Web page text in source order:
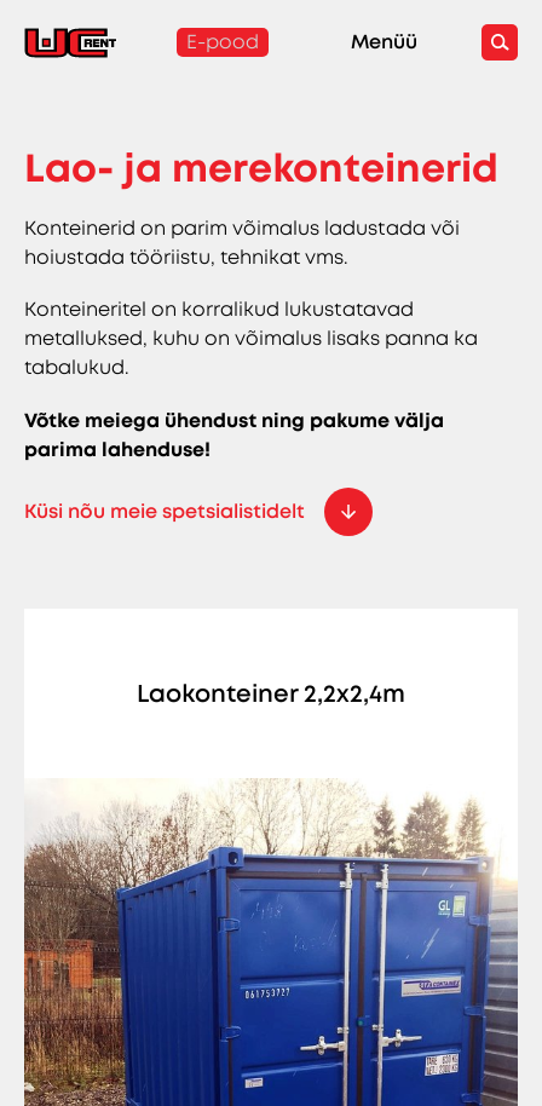
E-pood Menüü
Lao- ja merekonteinerid
Konteinerid on parim võimalus ladustada või
hoiustada tööriistu, tehnikat vms.
Konteineritel on korralikud lukustatavad
metalluksed, kuhu on võimalus lisaks panna ka
tabalukud.
Võtke meiega ühendust ning pakume välja
parima lahenduse!
Küsi nõu meie spetsialistidelt
Laokonteiner 2,2x2,4m